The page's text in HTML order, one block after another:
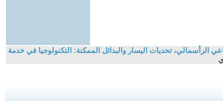
الرأسمالي، تحديات اليسار والبدائل الممكنة: التكنولوجيا في خدمة